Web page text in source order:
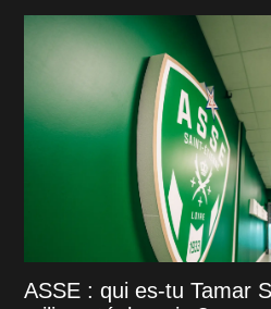
ASSE : qui es-tu Tamar